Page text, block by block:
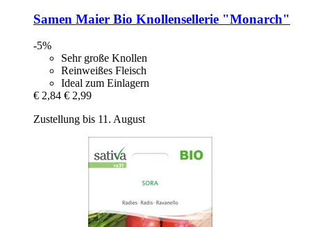
Samen Maier Bio Knollensellerie "Monarch"
-5%
Sehr große Knollen
Reinweißes Fleisch
Ideal zum Einlagern
€ 2,84 € 2,99
Zustellung bis 11. August